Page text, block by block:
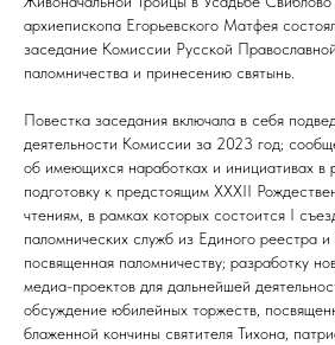
архиепископа Егорьевского Матфея
заседание Комиссии Русской
паломничества и принесению святынь.
Повестка заседания включала в себя
деятельности Комиссии за 2023 год;
об имеющихся наработках и инициативах в
подготовку к предстоящим XXXII
чтениям, в рамках которых состоится I
паломнических служб из Единого реестра и
посвященная паломничеству; разработку
медиа-проектов для дальнейшей
обсуждение юбилейных торжеств,
блаженной кончины святителя Тихона,